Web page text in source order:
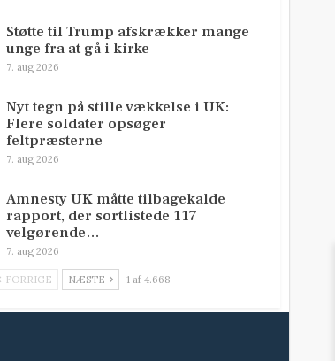
Støtte til Trump afskrækker mange
unge fra at gå i kirke
7. aug 2026
Nyt tegn på stille vækkelse i UK:
Flere soldater opsøger
feltpræsterne
7. aug 2026
Amnesty UK måtte tilbagekalde
rapport, der sortlistede 117
velgørende…
7. aug 2026
FORRIGE NÆSTE 1 af 4.668